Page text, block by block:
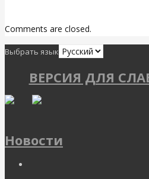
Comments are closed.
Выбрать язык
ВЕРСИЯ ДЛЯ
Новости